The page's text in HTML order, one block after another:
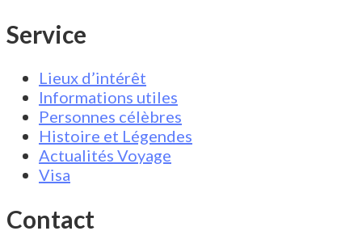
Service
Lieux d’intérêt
Informations utiles
Personnes célèbres
Histoire et Légendes
Actualités Voyage
Visa
Contact